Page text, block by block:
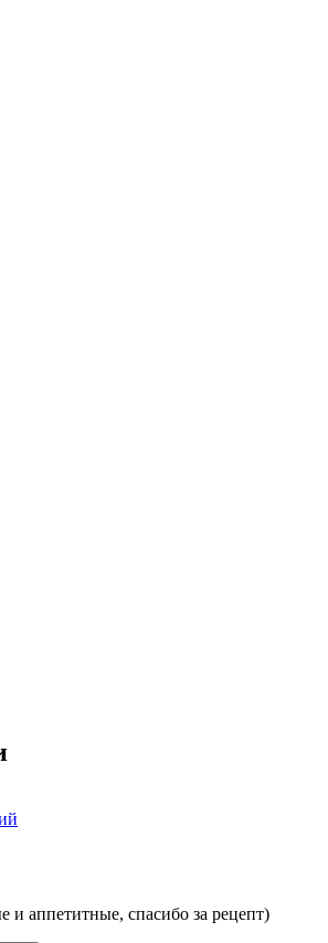
и аппетитные, спасибо за рецепт)